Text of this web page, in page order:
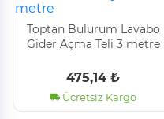
Toptan Bulurum Lavabo
Gider Açma Teli 3 metre
475,14 ₺
Ücretsiz Kargo